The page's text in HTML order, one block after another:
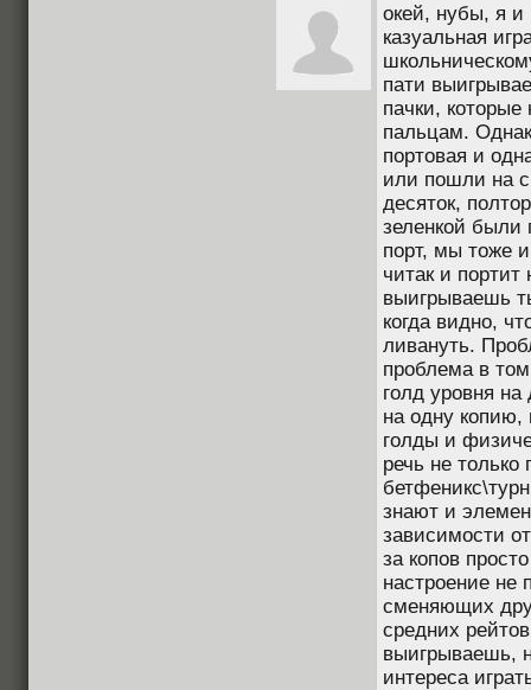
окей, нубы, я и
казуальная
пати
пачки,
пальцам.
портовая и
или пошли на
десяток,
зеленкой были
порт, мы тоже
читак и
выигрываешь
когда видно,
ливануть.
проблема в
голд уровня на
на одну копию,
голды и
речь не только
знают и
зависимости
за копов
настроение не
сменяющих
средних
выигрываешь,
интереса